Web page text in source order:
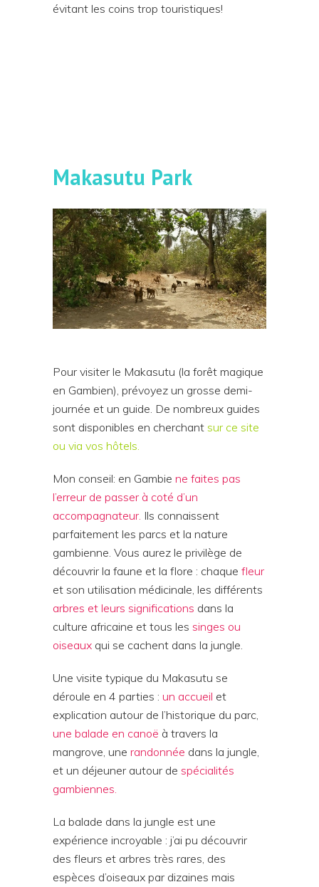
évitant les coins trop touristiques!
Makasutu Park
Pour visiter le Makasutu (la forêt magique
en Gambien), prévoyez un grosse demi-
journée et un guide. De nombreux guides
sont disponibles en cherchant sur ce site
ou via vos hôtels.
Mon conseil: en Gambie ne faites pas
l’erreur de passer à coté d’un
accompagnateur. Ils connaissent
parfaitement les parcs et la nature
gambienne. Vous aurez le privilège de
découvrir la faune et la flore : chaque fleur
et son utilisation médicinale, les différents
arbres et leurs significations dans la
culture africaine et tous les singes ou
oiseaux qui se cachent dans la jungle.
Une visite typique du Makasutu se
déroule en 4 parties : un accueil et
explication autour de l’historique du parc,
une balade en canoë à travers la
mangrove, une randonnée dans la jungle,
et un déjeuner autour de spécialités
gambiennes.
La balade dans la jungle est une
expérience incroyable : j’ai pu découvrir
des fleurs et arbres très rares, des
espèces d’oiseaux par dizaines mais